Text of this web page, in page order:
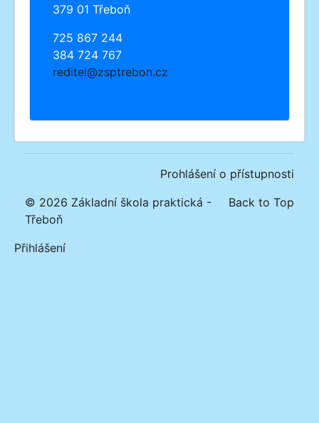
379 01 Třeboň
725 867 244
384 724 767
reditel@zsptrebon.cz
Prohlášení o přístupnosti
Back to Top
© 2026 Základní škola praktická -
Třeboň
Přihlášení